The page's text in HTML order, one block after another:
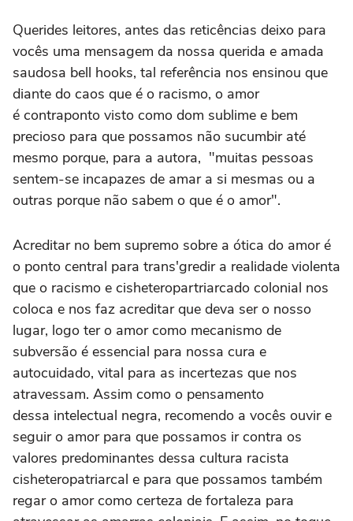
Querides leitores, antes das reticências deixo para
vocês uma mensagem da nossa querida e amada
saudosa bell hooks, tal referência nos ensinou que
diante do caos que é o racismo, o amor
é contraponto visto como dom sublime e bem
precioso para que possamos não sucumbir até
mesmo porque, para a autora, "muitas pessoas
sentem-se incapazes de amar a si mesmas ou a
outras porque não sabem o que é o amor".
Acreditar no bem supremo sobre a ótica do amor é
o ponto central para trans'gredir a realidade violenta
que o racismo e cisheteropartriarcado colonial nos
coloca e nos faz acreditar que deva ser o nosso
lugar, logo ter o amor como mecanismo de
subversão é essencial para nossa cura e
autocuidado, vital para as incertezas que nos
atravessam. Assim como o pensamento
dessa intelectual negra, recomendo a vocês ouvir e
seguir o amor para que possamos ir contra os
valores predominantes dessa cultura racista
cisheteropatriarcal e para que possamos também
regar o amor como certeza de fortaleza para